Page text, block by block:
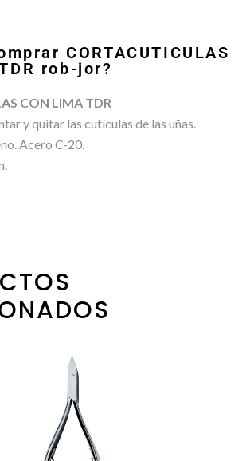
CORTACUTICULAS
rob-jor?
CON LIMA TDR
y quitar las cutículas de las uñas.
Acero C-20.